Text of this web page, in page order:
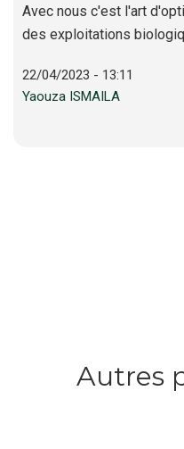
Avec nous c'est l'art
des exploitations
22/04/2023 - 13:11
Yaouza ISMAILA
Autres